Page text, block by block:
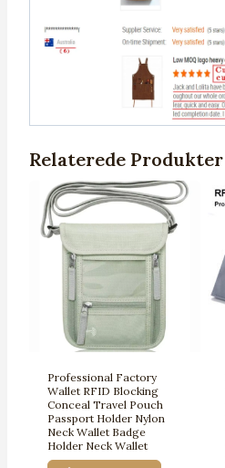
Relaterede Produkter
Professional Factory
Wallet RFID Blocking
Conceal Travel Pouch
Passport Holder Nylon
Neck Wallet Badge
Holder Neck Wallet